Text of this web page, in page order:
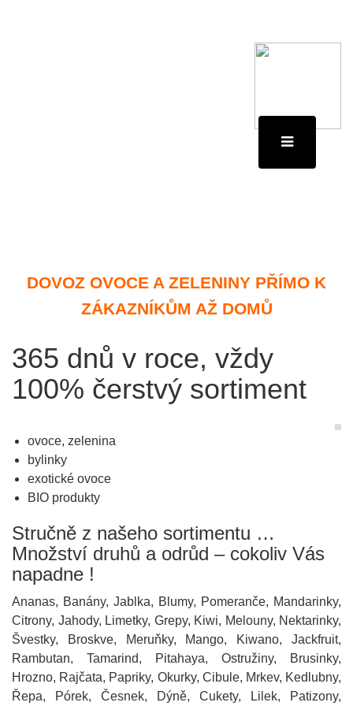
DOVOZ OVOCE A ZELENINY PŘÍMO K
ZÁKAZNÍKŮM AŽ DOMŮ
365 dnů v roce, vždy
100% čerstvý sortiment
ovoce, zelenina
bylinky
exotické ovoce
BIO produkty
Stručně z našeho sortimentu …
Množství druhů a odrůd – cokoliv Vás
napadne !
Ananas, Banány, Jablka, Blumy, Pomeranče, Mandarinky,
Citrony, Jahody, Limetky, Grepy, Kiwi, Melouny, Nektarinky,
Švestky, Broskve, Meruňky, Mango, Kiwano, Jackfruit,
Rambutan, Tamarind, Pitahaya, Ostružiny, Brusinky,
Hrozno, Rajčata, Papriky, Okurky, Cibule, Mrkev, Kedlubny,
Řepa, Pórek, Česnek, Dýně, Cukety, Lilek, Patizony,